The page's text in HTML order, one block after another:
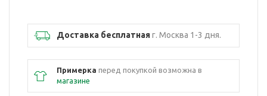
Доставка бесплатнаяг. Москва 1-3 дня.
Примерка перед покупкой возможна в
магазине